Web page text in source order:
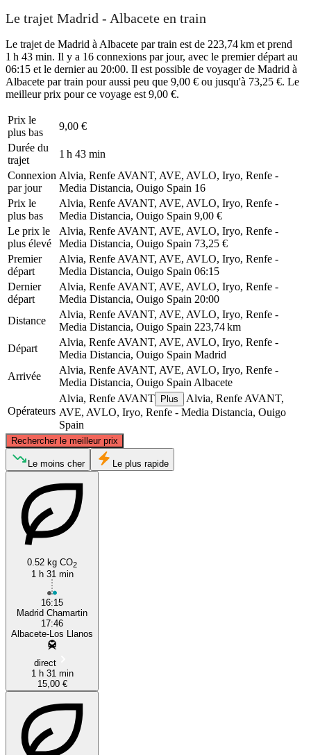
Le trajet Madrid - Albacete en train
Le trajet de Madrid à Albacete par train est de 223,74 km et prend
1 h 43 min. Il y a 16 connexions par jour, avec le premier départ au
06:15 et le dernier au 20:00. Il est possible de voyager de Madrid à
Albacete par train pour aussi peu que 9,00 € ou jusqu'à 73,25 €. Le
meilleur prix pour ce voyage est 9,00 €.
Prix ​​le
plus bas
9,00 €
Durée du
trajet
1 h 43 min
Connexion
par jour
Alvia, Renfe AVANT, AVE, AVLO, Iryo, Renfe -
Media Distancia, Ouigo Spain 16
Prix ​​le
plus bas
Alvia, Renfe AVANT, AVE, AVLO, Iryo, Renfe -
Media Distancia, Ouigo Spain 9,00 €
Le prix le
plus élevé
Alvia, Renfe AVANT, AVE, AVLO, Iryo, Renfe -
Media Distancia, Ouigo Spain 73,25 €
Premier
départ
Alvia, Renfe AVANT, AVE, AVLO, Iryo, Renfe -
Media Distancia, Ouigo Spain 06:15
Dernier
départ
Alvia, Renfe AVANT, AVE, AVLO, Iryo, Renfe -
Media Distancia, Ouigo Spain 20:00
Distance
Alvia, Renfe AVANT, AVE, AVLO, Iryo, Renfe -
Media Distancia, Ouigo Spain 223,74 km
Départ
Alvia, Renfe AVANT, AVE, AVLO, Iryo, Renfe -
Media Distancia, Ouigo Spain Madrid
Arrivée
Alvia, Renfe AVANT, AVE, AVLO, Iryo, Renfe -
Media Distancia, Ouigo Spain Albacete
Opérateurs
Alvia, Renfe AVANT Plus
Alvia, Renfe AVANT,
AVE, AVLO, Iryo, Renfe - Media Distancia, Ouigo
Spain
Rechercher le meilleur prix
Le moins cher Le plus rapide
0.52 kg CO2
1 h 31 min
16:15
Madrid Chamartin
17:46
Albacete-Los Llanos
direct
1 h 31 min
15,00 €